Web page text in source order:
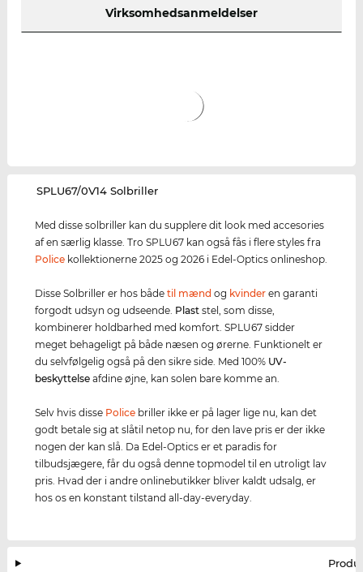
Virksomhedsanmeldelser
‌SPLU67/0V14 Solbriller
Med disse solbriller kan du supplere dit look med accesories
af en særlig klasse. Tro SPLU67 kan også fås i flere styles fra
Police kollektionerne 2025 og 2026 i Edel-Optics onlineshop.
Disse Solbriller er hos bådetil mænd og kvinder en garanti
forgodt udsyn og udseende. Plast stel, som disse,
kombinerer holdbarhed med komfort. SPLU67 sidder
meget behageligt på både næsen og ørerne. Funktionelt er
du selvfølgelig også på den sikre side. Med 100% UV-
beskyttelse afdine øjne, kan solen bare komme an.
Selv hvis disse Police briller ikke er på lager lige nu, kan det
godt betale sig at slåtil netop nu, for den lave pris er der ikke
nogen der kan slå. Da Edel-Optics er et paradis for
tilbudsjægere, får du også denne topmodel til en utroligt lav
pris. Hvad der i andre onlinebutikker bliver kaldt udsalg, er
hos os en konstant tilstand all-day-everyday.